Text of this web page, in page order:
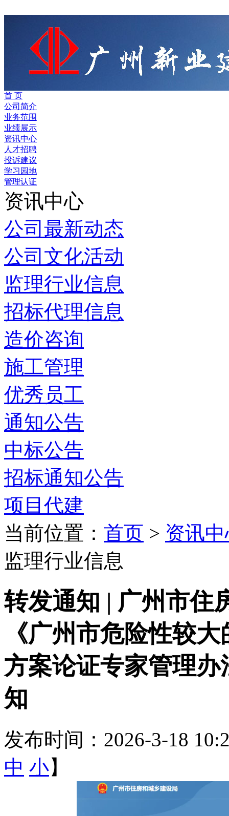
首 页
公司简介
业务范围
业绩展示
资讯中心
人才招聘
投诉建议
学习园地
管理认证
资讯中心
公司最新动态
公司文化活动
监理行业信息
招标代理信息
造价咨询
施工管理
优秀员工
通知公告
中标公告
招标通知公告
项目代建
当前位置： 首页 > 资讯
监理行业信息
转发通知 | 广州市住
《广州市危险性较
方案论证专家管理
知
发布时间：2026-3-18
中 小】